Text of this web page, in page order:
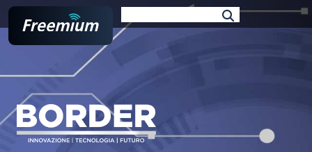
E-book
TV Format
Web Series